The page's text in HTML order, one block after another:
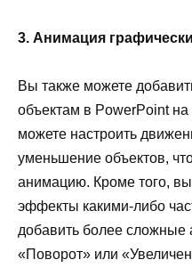
3. Анимация
Вы также можете
объектам в PowerPoint
можете настроить
уменьшение объектов,
анимацию. Кроме того,
эффекты какими-либо
добавить более сложные
«Поворот» или